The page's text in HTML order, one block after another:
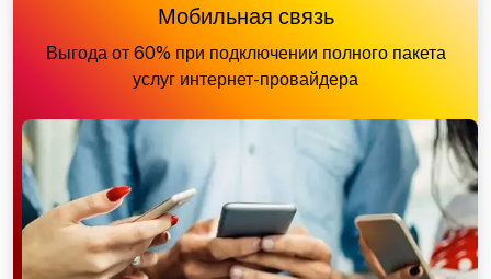
Мобильная связь
Выгода от 60% при подключении полного пакета
услуг интернет-провайдера